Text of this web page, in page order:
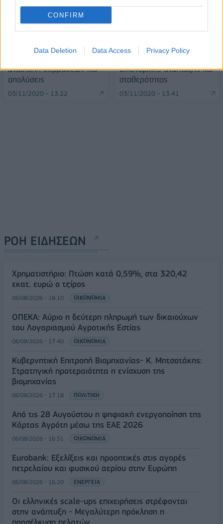
CONFIRM
Data Deletion Data Access Privacy Policy
Μέτρα για τον κορονοϊό: Τι
αναστολή συμβάσεων και
απολύσεις
03/11/2020 - 13:22
Ο κλάδος Εμπορίας
οικονομικής ανάπτυξης και
σταθερότητας
03/11/2020 - 13:41
ΡΟΗ ΕΙΔΗΣΕΩΝ
Χρηματιστήριο: Πτώση κατά 0,59%, στα 320,42
εκατ. ευρώ ο τζίρος
06/08/2026 - 18:10 ΟΙΚΟΝΟΜΙΑ
ΟΠΕΚΑ: Αύριο η δεύτερη πληρωμή των δικαιούχων
του Λογαριασμού Αγροτικής Εστίας
06/08/2026 - 17:40 ΟΙΚΟΝΟΜΙΑ
Κυβερνητική Επιτροπή Βιομηχανίας- Κ. Μητσοτάκης:
Στρατηγική προτεραιότητα η ενίσχυση της
βιομηχανίας
06/08/2026 - 17:18 ΠΟΛΙΤΙΚΗ
Από τις 28 Αυγούστου η ψηφιακή ενεργοποίηση της
Κάρτας Αγρότη μέσω της ΕΑΕ 2026
06/08/2026 - 16:51 ΟΙΚΟΝΟΜΙΑ
Eurobank: Εξελίξεις και προοπτικές στις αγορές
πετρελαίου και φυσικού αερίου στην Ευρώπη
06/08/2026 - 16:20 ΕΝΕΡΓΕΙΑ
Οι ελληνικές scale-ups επιχειρήσεις στρέφονται
στην ανάπτυξη - Μεγαλύτερη πρόκληση η
προσέλκυση πελατών